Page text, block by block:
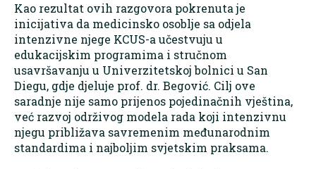
Kao rezultat ovih razgovora pokrenuta je
inicijativa da medicinsko osoblje sa odjela
intenzivne njege KCUS-a učestvuju u
edukacijskim programima i stručnom
usavršavanju u Univerzitetskoj bolnici u San
Diegu, gdje djeluje prof. dr. Begović. Cilj ove
saradnje nije samo prijenos pojedinačnih vještina,
već razvoj održivog modela rada koji intenzivnu
njegu približava savremenim međunarodnim
standardima i najboljim svjetskim praksama.